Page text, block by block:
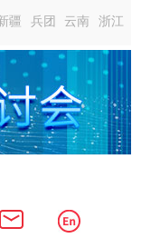
疆 兵团 云南 浙江